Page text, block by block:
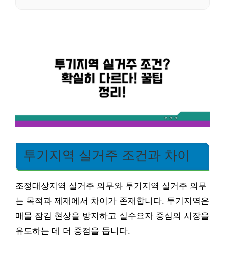
투기지역 실거주 조건과 차이
조정대상지역 실거주 의무와 투기지역 실거주 의무
는 목적과 제재에서 차이가 존재합니다. 투기지역은
매물 잠김 현상을 방지하고 실수요자 중심의 시장을
유도하는 데 더 중점을 둡니다.